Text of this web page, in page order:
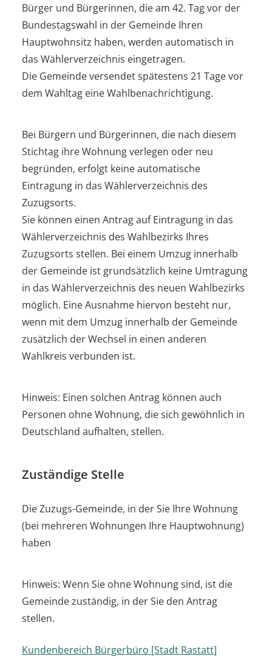
Bürger und Bürgerinnen, die am 42. Tag vor der
Bundestagswahl in der Gemeinde Ihren
Hauptwohnsitz haben, werden automatisch in
das Wählerverzeichnis eingetragen.
Die Gemeinde versendet spätestens 21 Tage vor
dem Wahltag eine Wahlbenachrichtigung.
Bei Bürgern und Bürgerinnen, die nach diesem
Stichtag ihre Wohnung verlegen oder neu
begründen, erfolgt keine automatische
Eintragung in das Wählerverzeichnis des
Zuzugsorts.
Sie können einen Antrag auf Eintragung in das
Wählerverzeichnis des Wahlbezirks Ihres
Zuzugsorts stellen. Bei einem Umzug innerhalb
der Gemeinde ist grundsätzlich keine Umtragung
in das Wählerverzeichnis des neuen Wahlbezirks
möglich. Eine Ausnahme hiervon besteht nur,
wenn mit dem Umzug innerhalb der Gemeinde
zusätzlich der Wechsel in einen anderen
Wahlkreis verbunden ist.
Hinweis: Einen solchen Antrag können auch
Personen ohne Wohnung, die sich gewöhnlich in
Deutschland aufhalten, stellen.
Zuständige Stelle
Die Zuzugs-Gemeinde, in der Sie Ihre Wohnung
(bei mehreren Wohnungen Ihre Hauptwohnung)
haben
Hinweis: Wenn Sie ohne Wohnung sind, ist die
Gemeinde zuständig, in der Sie den Antrag
stellen.
Kundenbereich Bürgerbüro [Stadt Rastatt]